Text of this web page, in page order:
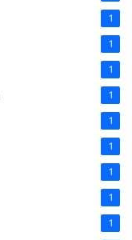
1
1
1
1
1
1
1
1
1